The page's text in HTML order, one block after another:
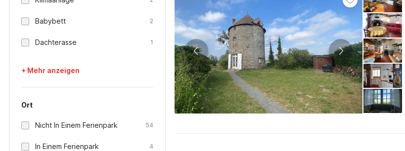
Babybett 2
Dachterasse 1
+ Mehr anzeigen
Ort
Nicht In Einem Ferienpark 54
In Einem Ferienpark 4